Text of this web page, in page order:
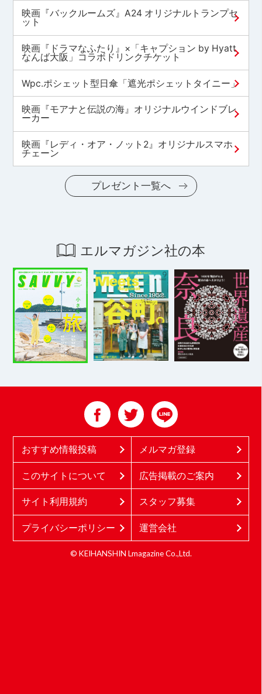
映画『バックルームズ』A24 オリジナルトランプセ
ット
映画『ドラマなふたり』×「キャプション by Hyatt
なんば大阪」コラボドリンクチケット
Wpc.ポシェット型日傘「遮光ポシェットタイニー」
映画『モアナと伝説の海』オリジナルウインドブレ
ーカー
映画『レディ・オア・ノット2』オリジナルスマホ
チェーン
プレゼント一覧へ
エルマガジン社の本
おすすめ情報投稿 メルマガ登録
このサイトについて 広告掲載のご案内
サイト利用規約 スタッフ募集
プライバシーポリシー 運営会社
© KEIHANSHIN Lmagazine Co.,Ltd.